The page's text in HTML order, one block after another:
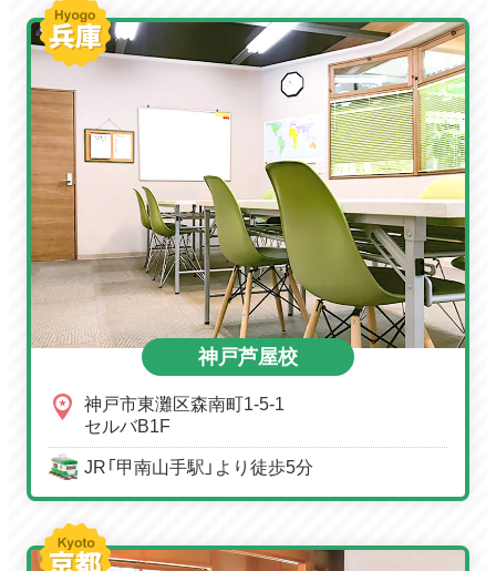
神戸芦屋校
神戸市東灘区森南町1-5-1
セルバB1F
JR「甲南山手駅」より徒歩5分